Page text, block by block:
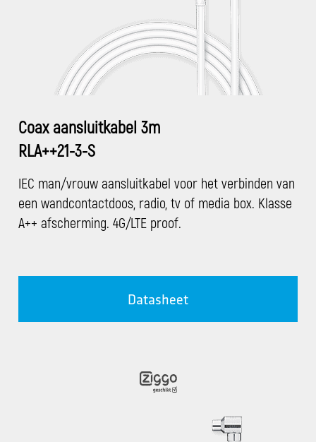
Coax aansluitkabel 3m
RLA++21-3-S
IEC man/vrouw aansluitkabel voor het verbinden van
een wandcontactdoos, radio, tv of media box. Klasse
A++ afscherming. 4G/LTE proof.
Datasheet